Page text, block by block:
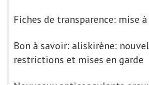
Fiches de transparence: mise
Bon à savoir: aliskirène:
restrictions et mises en garde